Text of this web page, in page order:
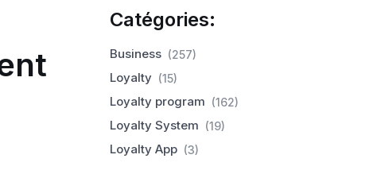
Catégories:
Business (257)
Loyalty (15)
Loyalty program (162)
Loyalty System (19)
Loyalty App (3)